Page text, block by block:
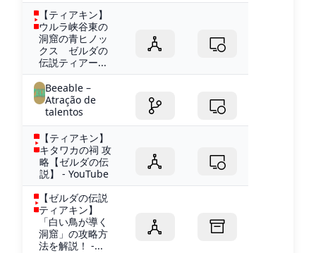
【ティアキン】
ウルラ峡谷東の
洞窟の青ヒノッ
クス ゼルダの
伝説ティアー...
Beeable –
Atração de
talentos
【ティアキン】
キタワカの祠 攻
略【ゼルダの伝
説】 - YouTube
【ゼルダの伝説
ティアキン】
「白い鳥が導く
洞窟」の攻略方
法を解説！ -...